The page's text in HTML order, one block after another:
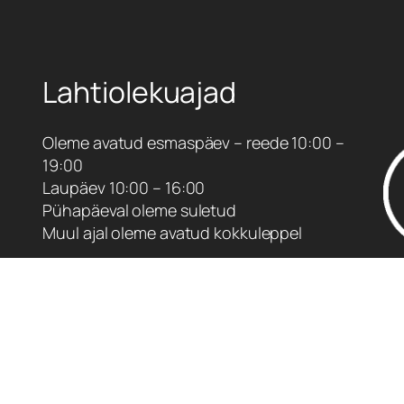
Lahtiolekuajad
Oleme avatud esmaspäev – reede 10:00 –
19:00
Laupäev 10:00 – 16:00
Pühapäeval oleme suletud
Muul ajal oleme avatud kokkuleppel